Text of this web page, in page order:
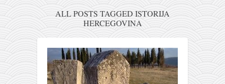
ishranom do zdravlja
moj haiku
bonus sadržaj
Svetlopis
ALL POSTS TAGGED ISTORIJA
HERCEGOVINA